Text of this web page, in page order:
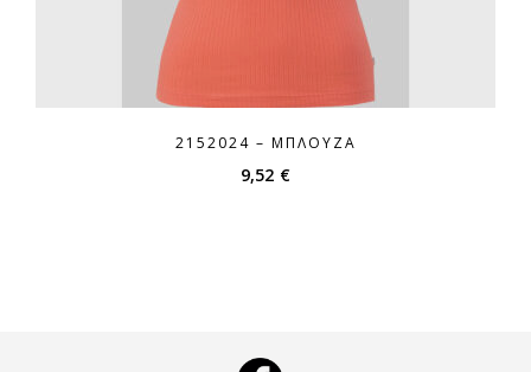
2152024 – ΜΠΛΟΎΖΑ
9,52 €